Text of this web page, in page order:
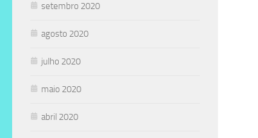
setembro 2020
agosto 2020
julho 2020
maio 2020
abril 2020